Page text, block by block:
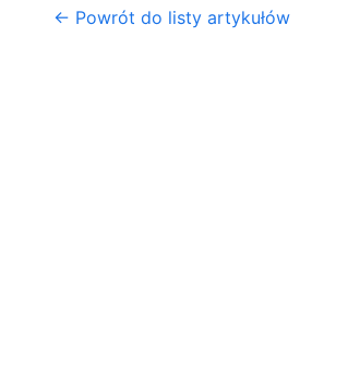
← Powrót do listy artykułów